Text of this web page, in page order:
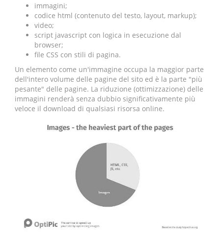
immagini;
codice html (contenuto del testo, layout, markup);
video;
script javascript con logica in esecuzione dal
browser;
file CSS con stili di pagina.
Un elemento come un'immagine occupa la maggior parte
dell'intero volume delle pagine del sito ed è la parte "più
pesante" delle pagine. La riduzione (ottimizzazione) delle
immagini renderà senza dubbio significativamente più
veloce il download di qualsiasi risorsa online.